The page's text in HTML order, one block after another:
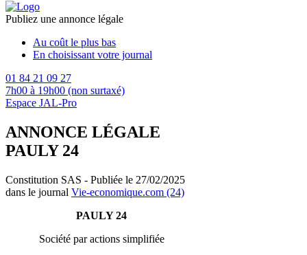
Publiez une annonce légale
Au coût le plus bas
En choisissant votre journal
01 84 21 09 27
7h00 à 19h00 (non surtaxé)
Espace JAL-Pro
ANNONCE LÉGALE
PAULY 24
Constitution SAS - Publiée le 27/02/2025
dans le journal Vie-economique.com (24)
PAULY 24
Société par actions simplifiée